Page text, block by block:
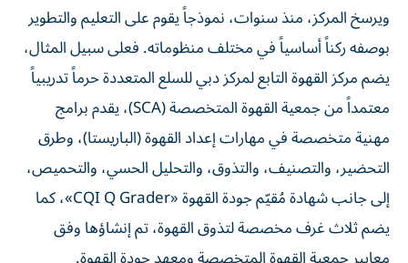
ويرسخ المركز، منذ سنوات، نموذجاً يقوم على التعليم والتطوير
بوصفه ركناً أساسياً في مختلف منظوماته. فعلى سبيل المثال،
يضم مركز القهوة التابع لمركز دبي للسلع المتعددة حرماً تدريبياً
معتمداً من جمعية القهوة المتخصصة (SCA)، يقدم برامج
مهنية متخصصة في مهارات إعداد القهوة (الباريستا)، وطرق
التحضير، والتصنيف، والتذوق، والتحليل الحسي، والتحميص،
إلى جانب شهادة مُقيّم جودة القهوة «CQI Q Grader»، كما
يضم ثلاث غرف مخصصة لتذوق القهوة، تم إنشاؤها وفق